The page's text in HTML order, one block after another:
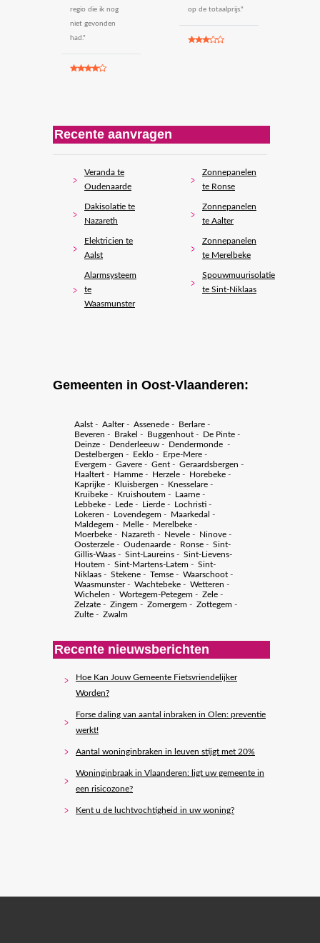
regio die ik nog
niet gevonden
had."
op de totaalprijs."
Recente aanvragen
Veranda te
Oudenaarde
Dakisolatie te
Nazareth
Elektricien te
Aalst
Alarmsysteem
te
Waasmunster
Zonnepanelen
te Ronse
Zonnepanelen
te Aalter
Zonnepanelen
te Merelbeke
Spouwmuurisolatie
te Sint-Niklaas
Gemeenten in Oost-Vlaanderen:
Aalst - Aalter- Assenede - Berlare -
Beveren - Brakel - Buggenhout - De Pinte -
Deinze - Denderleeuw - Dendermonde -
Destelbergen - Eeklo - Erpe-Mere -
Evergem - Gavere - Gent - Geraardsbergen -
Haaltert - Hamme - Herzele - Horebeke -
Kaprijke - Kluisbergen - Knesselare -
Kruibeke - Kruishoutem - Laarne -
Lebbeke - Lede - Lierde - Lochristi -
Lokeren - Lovendegem - Maarkedal -
Maldegem - Melle - Merelbeke -
Moerbeke - Nazareth - Nevele - Ninove -
Oosterzele - Oudenaarde - Ronse - Sint-
Gillis-Waas - Sint-Laureins - Sint-Lievens-
Houtem - Sint-Martens-Latem - Sint-
Niklaas - Stekene - Temse - Waarschoot -
Waasmunster- Wachtebeke - Wetteren -
Wichelen - Wortegem-Petegem - Zele -
Zelzate - Zingem - Zomergem - Zottegem -
Zulte - Zwalm
Recente nieuwsberichten
Hoe Kan Jouw Gemeente Fietsvriendelijker
Worden?
Forse daling van aantal inbraken in Olen: preventie
werkt!
Aantal woninginbraken in leuven stijgt met 20%
Woninginbraak in Vlaanderen: ligt uw gemeente in
een risicozone?
Kent u de luchtvochtigheid in uw woning?